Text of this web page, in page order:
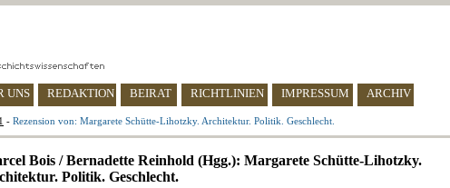
UNS REDAKTION BEIRAT RICHTLINIEN IMPRESSUM ARCHIV
- Rezension von: Margarete Schütte-Lihotzky. Architektur. Politik. Geschlecht.
Bois / Bernadette Reinhold (Hgg.): Margarete Schütte-Lihotzky.
Politik. Geschlecht.